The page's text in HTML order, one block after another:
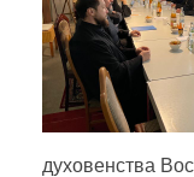
УКРАЇНСЬКА
日本語
k
духовенства